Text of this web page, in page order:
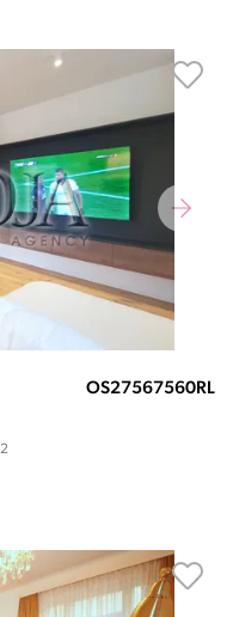
OS27567560RL
2